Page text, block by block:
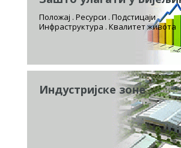
Положај . Ресурси . Подстицаји
Инфраструктура . Квалитет живота
Индустријске зоне